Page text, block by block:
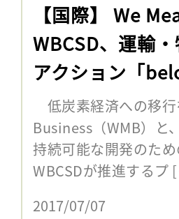
【国際】 We
WBCSD、運輸
アクション「
低炭素経済への移
Business（WMB）と
持続可能な開発のた
WBCSDが推進するプ
2017/07/07